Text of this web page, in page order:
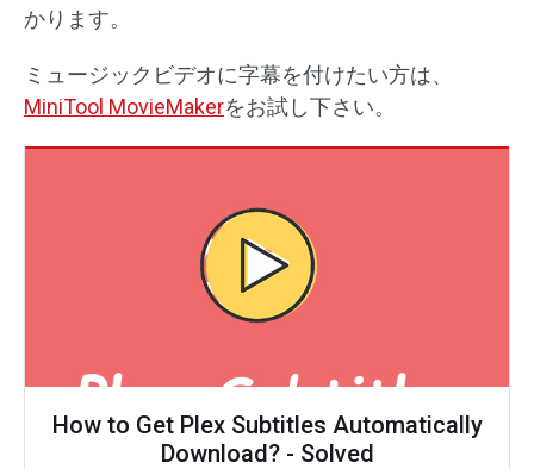
かります。
ミュージックビデオに字幕を付けたい方は、
MiniTool MovieMakerをお試し下さい。
How to Get Plex Subtitles Automatically
Download? - Solved